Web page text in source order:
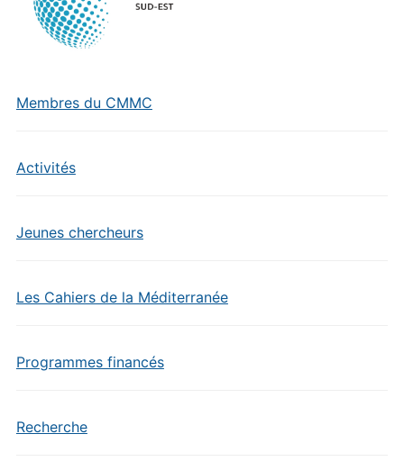
Membres du CMMC
Activités
Jeunes chercheurs
Les Cahiers de la Méditerranée
Programmes financés
Recherche